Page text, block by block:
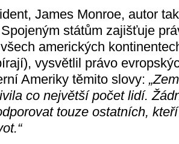
James Monroe, autor
státům zajišťuje
amerických
vysvětlil právo
Ameriky těmito slovy:
co největší počet lidí.
touze ostatních,